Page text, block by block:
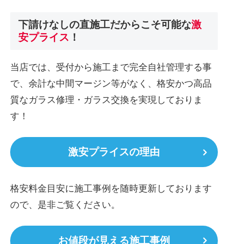
下請けなしの直施工だからこそ可能な激
安プライス ！
当店では、受付から施工まで完全自社管理する事
で、余計な中間マージン等がなく、格安かつ高品
質なガラス修理・ガラス交換を実現しておりま
す！
激安プライスの理由
格安料金目安に施工事例を随時更新しております
ので、是非ご覧ください。
お値段が見える施工事例